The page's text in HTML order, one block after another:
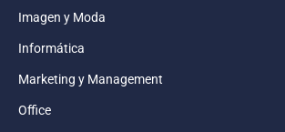
Imagen y Moda
Informática
Marketing y Management
Office